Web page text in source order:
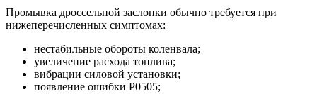
Промывка дроссельной заслонки обычно требуется при
нижеперечисленных симптомах:
нестабильные обороты коленвала;
увеличение расхода топлива;
вибрации силовой установки;
появление ошибки P0505;